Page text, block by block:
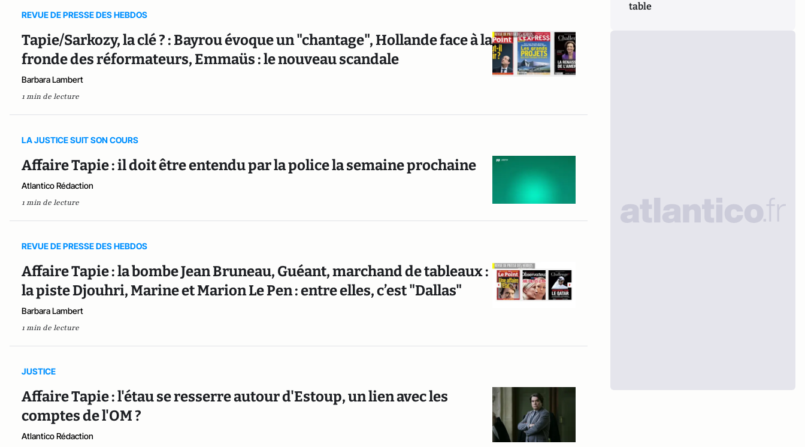
REVUE DE PRESSE DES HEBDOS
Tapie/Sarkozy, la clé ? : Bayrou évoque un "chantage", Hollande face à la
fronde des réformateurs, Emmaüs : le nouveau scandale
Barbara Lambert
1 min de lecture
LA JUSTICE SUIT SON COURS
Affaire Tapie : il doit être entendu par la police la semaine prochaine
Atlantico Rédaction
1 min de lecture
REVUE DE PRESSE DES HEBDOS
Affaire Tapie : la bombe Jean Bruneau, Guéant, marchand de tableaux :
la piste Djouhri, Marine et Marion Le Pen : entre elles, c’est "Dallas"
Barbara Lambert
1 min de lecture
JUSTICE
Affaire Tapie : l'étau se resserre autour d'Estoup, un lien avec les
comptes de l'OM ?
Atlantico Rédaction
table